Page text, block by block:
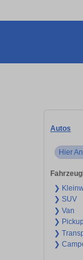
Autos
Hier
❯
❯ SUV
❯ Van
❯ Pickup
❯
❯